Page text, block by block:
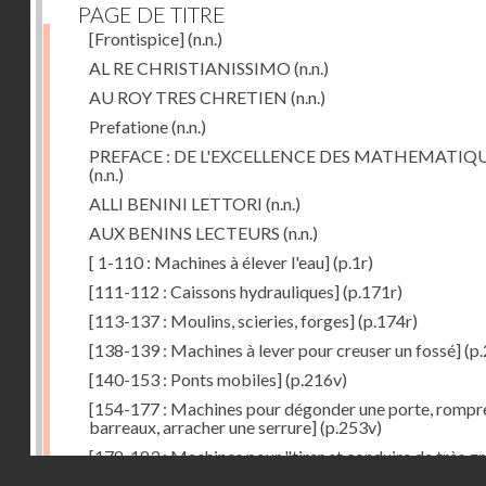
PAGE DE TITRE
[Frontispice](n.n.)
AL RE CHRISTIANISSIMO (n.n.)
AU ROY TRES CHRETIEN (n.n.)
Prefatione(n.n.)
PREFACE : DE L'EXCELLENCE DES
(n.n.)
ALLI BENINI LETTORI (n.n.)
AUX BENINS LECTEURS (n.n.)
[ 1-110 : Machines à élever l'eau](p.1r)
[111-112 : Caissons hydrauliques](p.171r)
[113-137 : Moulins, scieries, forges](p.174r)
[138-139 : Machines à lever pour creuser un fossé]
[140-153 : Ponts mobiles](p.216v)
[154-177 : Machines pour dégonder une porte,
barreaux, arracher une serrure](p.253v)
[178-183 : Machines pour "tirer et conduire de très